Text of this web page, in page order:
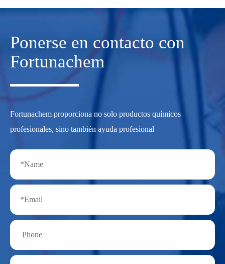
Ponerse en contacto con
Fortunachem
Fortunachem proporciona no solo productos químicos
profesionales, sino también ayuda profesional